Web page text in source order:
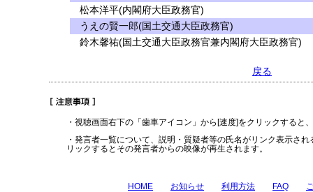
松本洋平(内閣府大臣政務官)
うえの賢一郎(国土交通大臣政務官)
鈴木馨祐(国土交通大臣政務官兼内閣府大臣政務官)
戻る
・視聴画面右下の「歯車アイコン」から[速度]をクリックすると
・発言者一覧について、説明・質疑者等の氏名がリンク表示さ
リックするとその発言者からの映像が再生されます。
HOME お知らせ 利用方法 FAQ